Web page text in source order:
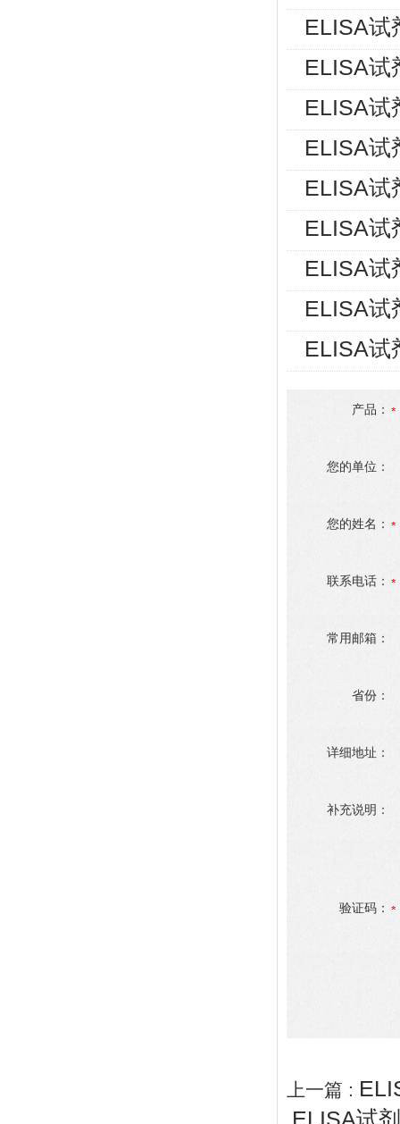
ELISA试
ELISA试
ELISA试
ELISA试
ELISA试
ELISA试
ELISA试
ELISA试
ELISA试
产品：
您的单位：
您的姓名：
联系电话：
常用邮箱：
省份：
详细地址：
补充说明：
验证码：
上一篇 :
ELISA试